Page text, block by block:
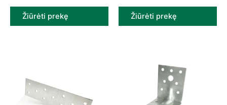
Žiūrėti prekę Žiūrėti prekę